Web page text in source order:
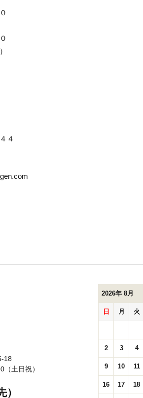
４
18
土日祝）
2026年 8月
日 月 火
2 3 4
9 10 11
16 17 18